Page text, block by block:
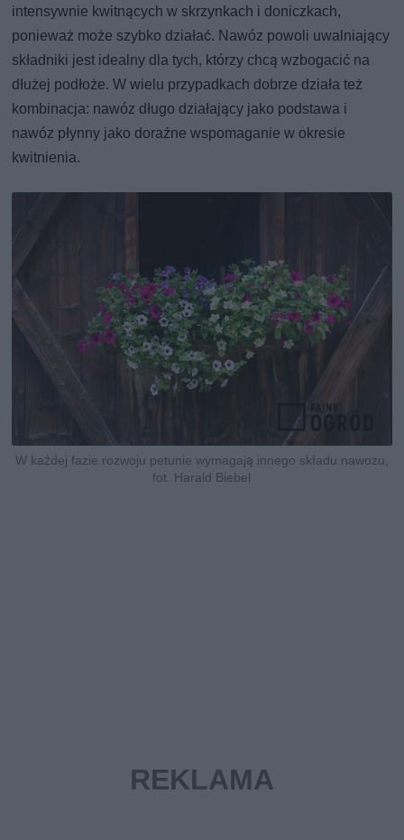
intensywnie kwitnących w skrzynkach i doniczkach,
ponieważ może szybko działać. Nawóz powoli uwalniający
składniki jest idealny dla tych, którzy chcą wzbogacić na
dłużej podłoże. W wielu przypadkach dobrze działa też
kombinacja: nawóz długo działający jako podstawa i
nawóz płynny jako doraźne wspomaganie w okresie
kwitnienia.
W każdej fazie rozwoju petunie wymagają innego składu nawozu,
fot. Harald Biebel